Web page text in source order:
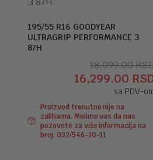
195/55 R16 GOODYEAR
ULTRAGRIP PERFORMANCE 3
87H
18,099.00
16,299.00
sa PDV-
Proizvod trenutno nije na
zalihama. Molimo vas da nas
pozovete za više informacija na
broj: 032/546-10-11